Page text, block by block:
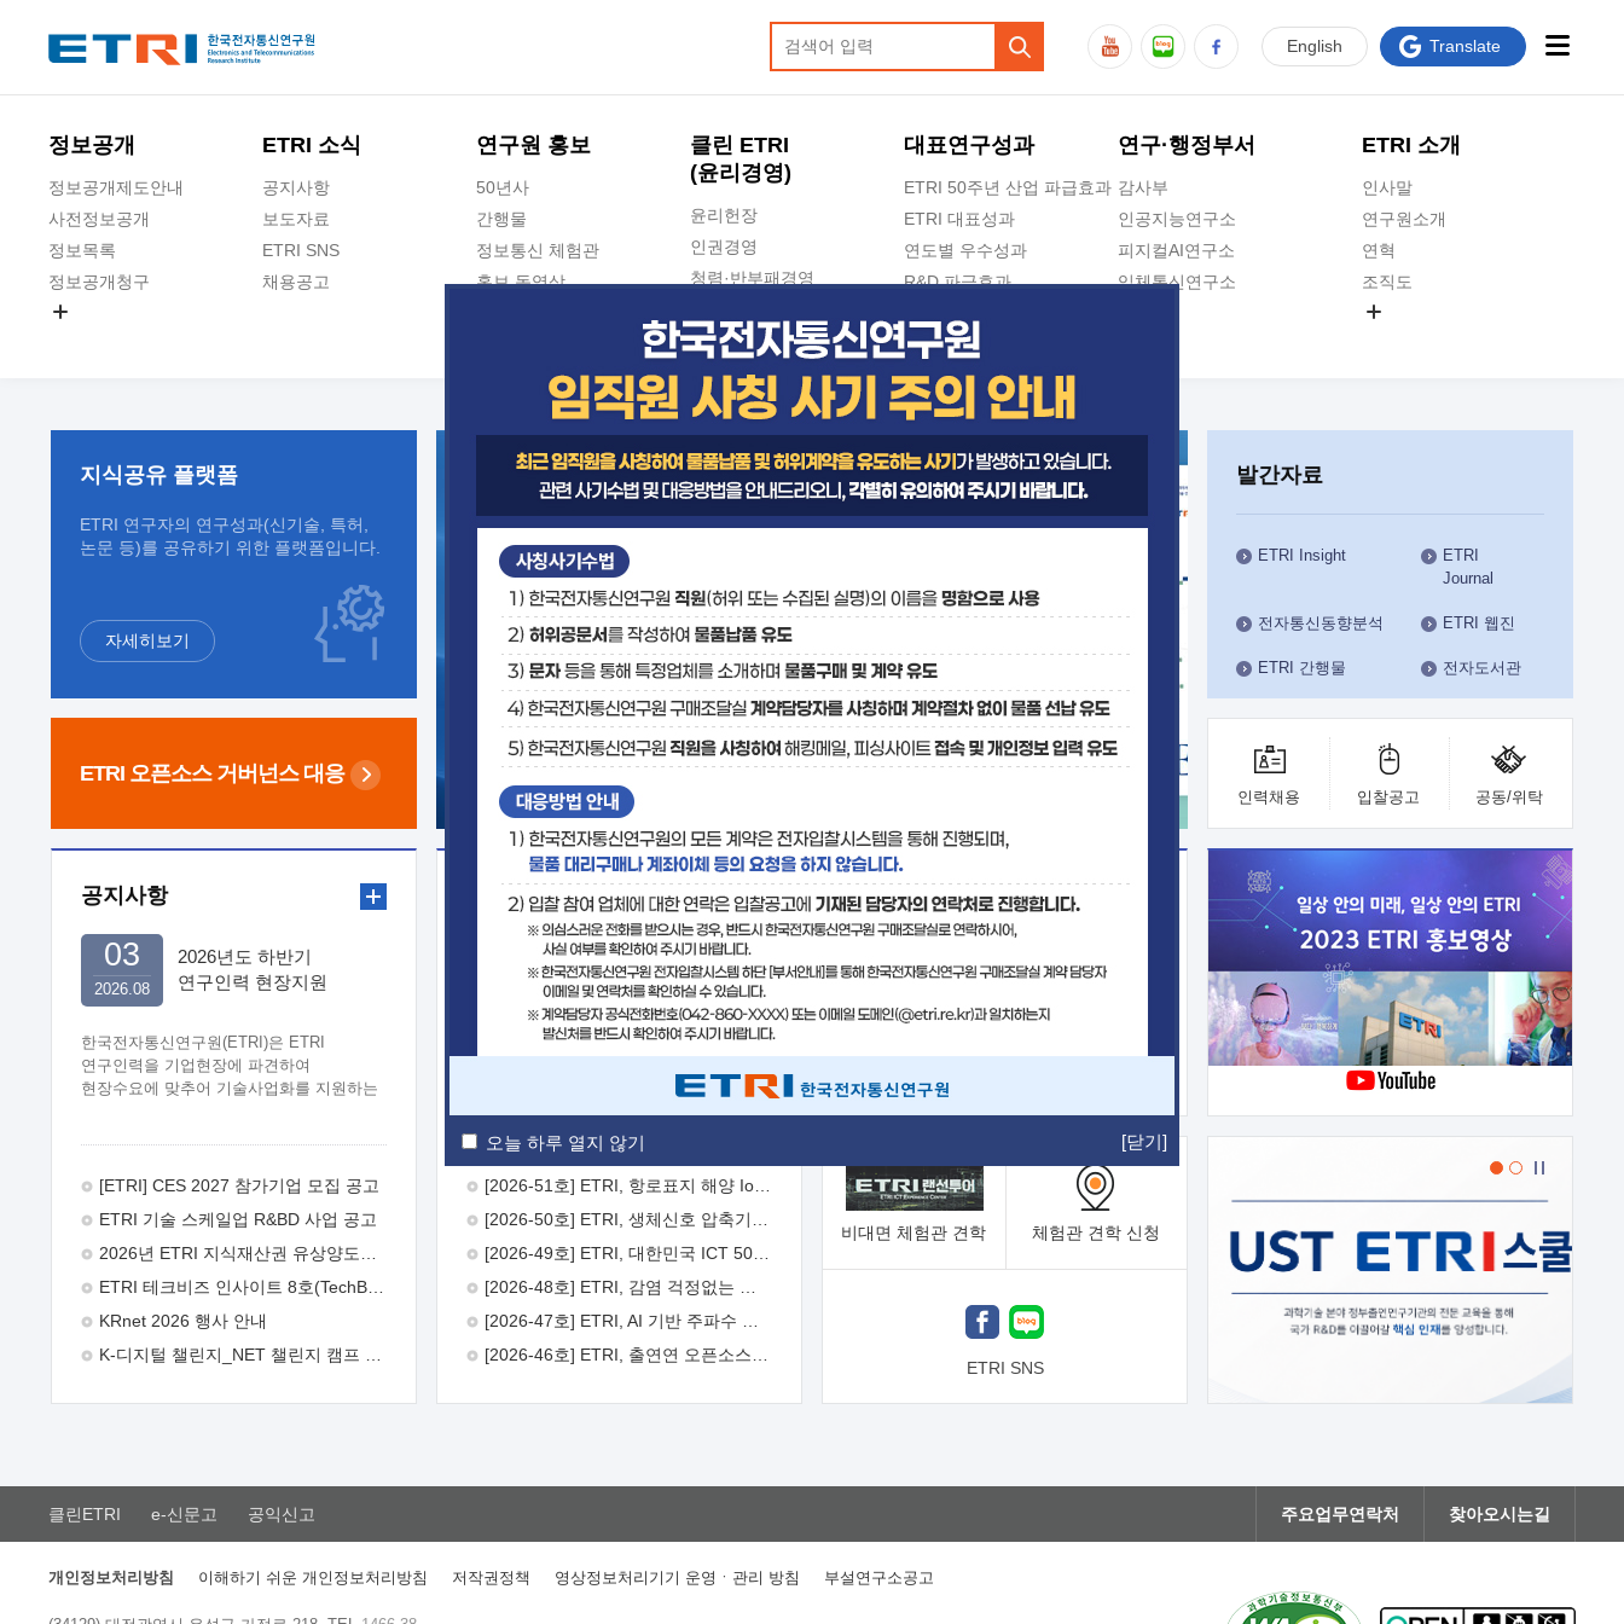
오늘 하루 열지 않기 [닫기]
정보공개
정보공개제도안내
사전정보공개
정보목록
정보공개청구
ETRI 소식
공지사항
보도자료
ETRI SNS
채용공고
연구원 홍보
50년사
간행물
정보통신 체험관
홍보 동영상
클린 ETRI
(윤리경영)
윤리헌장
인권경영
청렴·반부패경영
청렴포털 신고
수의계약 현황
부패징계 현황
감사결과공개
대표연구성과
ETRI 50주년 산업 파급효과
ETRI 대표성과
연도별 우수성과
R&D 파급효과
지식공유플랫폼
연구·행정부서
감사부
인공지능연구소
피지컬AI연구소
입체통신연구소
인공지능안전연구소
우주항공반도체전략연구단
대경권연구본부
호남권연구본부
기획본부
사업화본부
행정본부
대외협력부
ETRI 소개
인사말
연구원소개
연혁
조직도
ETRI CI
English Translate
지식공유 플랫폼
ETRI 연구자의 연구성과(신기술, 특허,
논문 등)를 공유하기 위한 플랫폼입니다.
자세히보기
ETRI 오픈소스 거버넌스 대응
발간자료
ETRI Insight
ETRI
Journal
전자통신동향분석 ETRI 웹진
ETRI 간행물 전자도서관
인력채용 입찰공고 공동/위탁
공지사항
2026년도 하반기
연구인력 현장지원
한국전자통신연구원(ETRI)은 ETRI
연구인력을 기업현장에 파견하여
현장수요에 맞추어 기술사업화를 지원하는
주시기 바랍니다. 2026년 8월
추진목적: ETRI 인력을 기업현장에 파견.
기술지원을 실시함으로써 ETRI 개발기술의
극대화하고, 지원기업을 강견기업으로
육성하고자 함.  신청자격: ETRI
ETRI 창업/연구소기업, 기술이전/출자기업
(2 ~ 3년차) 연봉의 40%  추진일정(1)
희망기업 신청/접수(2)희망인력-희망기업
매칭(3)현장조사/ 선정(심의)(4)협약체결
26일 9월초순 9월 중순 10월 이후*
2026.08
03
[ETRI] CES 2027 참가기업 모집 공고
ETRI 기술 스케일업 R&BD 사업 공고
ETRI 테크비즈 인사이트 8호(TechBiz Insight Vol.8) 발간
KRnet 2026 행사 안내
보도자료
[2026-52호] ETRI, ITU-T 자율주행차 국제표준화 주도한다
기술사업화플랫폼/기술이전
기술예고 중소기업 지원
보유특허 이전가능 기술
융합기술연구생산센터 반도체실험실
비대면 체험관 견학 체험관 견학 신청
ETRI SNS
클린ETRI e-신문고 공익신고 주요업무연락처 찾아오시는길
개인정보처리방침 이해하기 쉬운 개인정보처리방침 저작권정책 영상정보처리기기 운영ㆍ관리 방침 부설연구소공고